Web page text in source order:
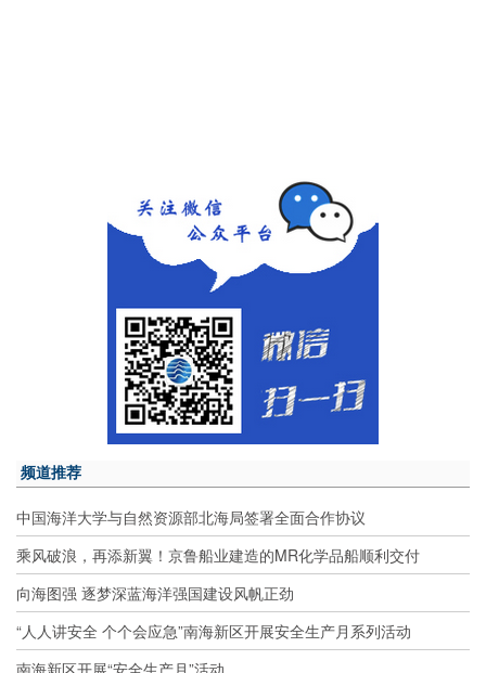
频道推荐
中国海洋大学与自然资源部北海局签署全面合作协议
乘风破浪，再添新翼！京鲁船业建造的MR化学品船顺利交付
向海图强 逐梦深蓝海洋强国建设风帆正劲
“人人讲安全 个个会应急”南海新区开展安全生产月系列活动